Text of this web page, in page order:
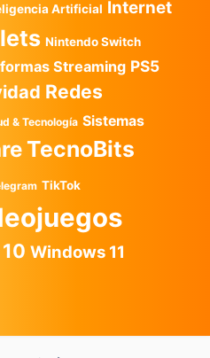
Artificial Internet
Nintendo Switch
Streaming PS5
Redes
& Tecnología Sistemas
TecnoBits
TikTok
Windows 11